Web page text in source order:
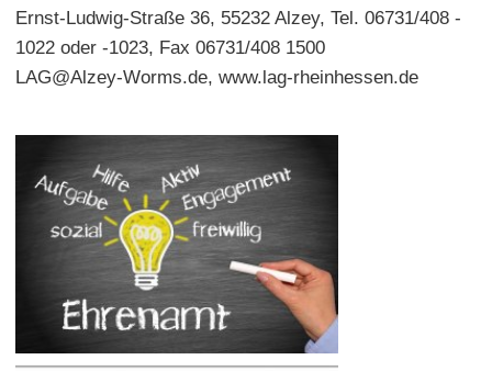
Ernst-Ludwig-Straße 36, 55232 Alzey, Tel. 06731/408 -
1022 oder -1023, Fax 06731/408 1500
LAG@Alzey-Worms.de, www.lag-rheinhessen.de